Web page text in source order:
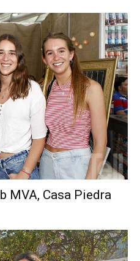
MVA, Casa Piedra